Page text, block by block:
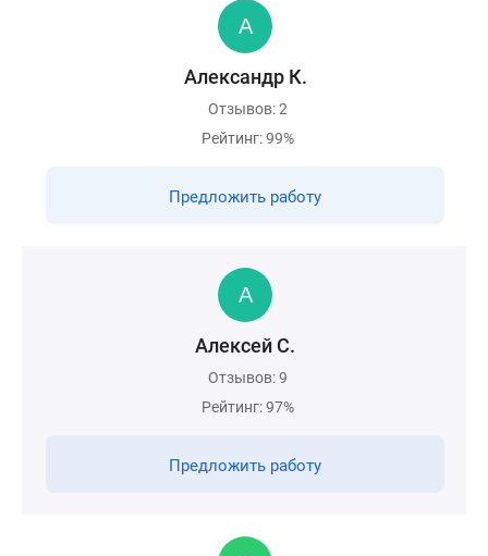
Александр К.
Отзывов: 2
Рейтинг: 99%
Предложить работу
Алексей С.
Отзывов: 9
Рейтинг: 97%
Предложить работу